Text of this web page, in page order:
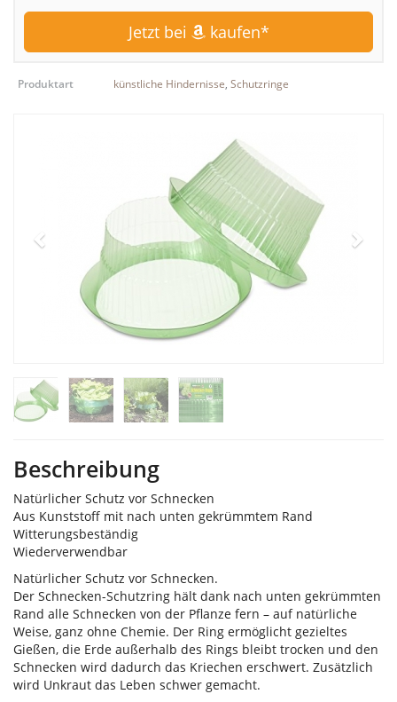
Jetzt bei kaufen*
Produktart künstliche Hindernisse, Schutzringe
Beschreibung
Natürlicher Schutz vor Schnecken
Aus Kunststoff mit nach unten gekrümmtem Rand
Witterungsbeständig
Wiederverwendbar
Natürlicher Schutz vor Schnecken.
Der Schnecken-Schutzring hält dank nach unten gekrümmten
Rand alle Schnecken von der Pflanze fern – auf natürliche
Weise, ganz ohne Chemie. Der Ring ermöglicht gezieltes
Gießen, die Erde außerhalb des Rings bleibt trocken und den
Schnecken wird dadurch das Kriechen erschwert. Zusätzlich
wird Unkraut das Leben schwer gemacht.